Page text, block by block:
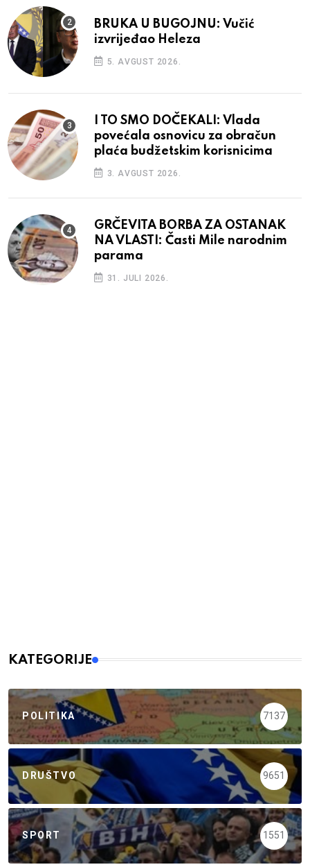
BRUKA U BUGOJNU: Vučić
izvrijeđao Heleza
5. AVGUST 2026.
I TO SMO DOČEKALI: Vlada
povećala osnovicu za obračun
plaća budžetskim korisnicima
3. AVGUST 2026.
GRČEVITA BORBA ZA OSTANAK
NA VLASTI: Časti Mile narodnim
parama
31. JULI 2026.
KATEGORIJE
POLITIKA 7137
DRUŠTVO 9651
SPORT 1551